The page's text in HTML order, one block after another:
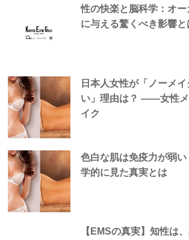
性の快楽と脳科学：オ
に与える驚くべき影響と
日本人女性が「ノーメ
い」理由は？ —―女性メ
イク
色白な肌は免疫力が弱い
学的に見た真実とは
【EMSの真実】知性は